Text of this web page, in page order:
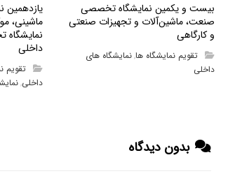
بیست و یکمین نمایشگاه تخصصی
صنعت، ماشین‌آلات و تجهیزات صنعتی
و کارگاهی
تقویم نمایشگاه ها,نمایشگاه های
داخلی
ماشینی،
داخلی
تقویم
داخلی,
بدون دیدگاه